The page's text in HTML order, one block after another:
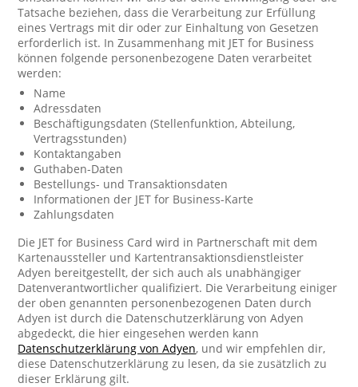
Tatsache beziehen, dass die Verarbeitung zur Erfüllung
eines Vertrags mit dir oder zur Einhaltung von Gesetzen
erforderlich ist. In Zusammenhang mit JET for Business
können folgende personenbezogene Daten verarbeitet
werden:
Name
Adressdaten
Beschäftigungsdaten (Stellenfunktion, Abteilung,
Vertragsstunden)
Kontaktangaben
Guthaben-Daten
Bestellungs- und Transaktionsdaten
Informationen der JET for Business-Karte
Zahlungsdaten
Die JET for Business Card wird in Partnerschaft mit dem
Kartenaussteller und Kartentransaktionsdienstleister
Adyen bereitgestellt, der sich auch als unabhängiger
Datenverantwortlicher qualifiziert. Die Verarbeitung einiger
der oben genannten personenbezogenen Daten durch
Adyen ist durch die Datenschutzerklärung von Adyen
abgedeckt, die hier eingesehen werden kann
Datenschutzerklärung von Adyen, und wir empfehlen dir,
diese Datenschutzerklärung zu lesen, da sie zusätzlich zu
dieser Erklärung gilt.